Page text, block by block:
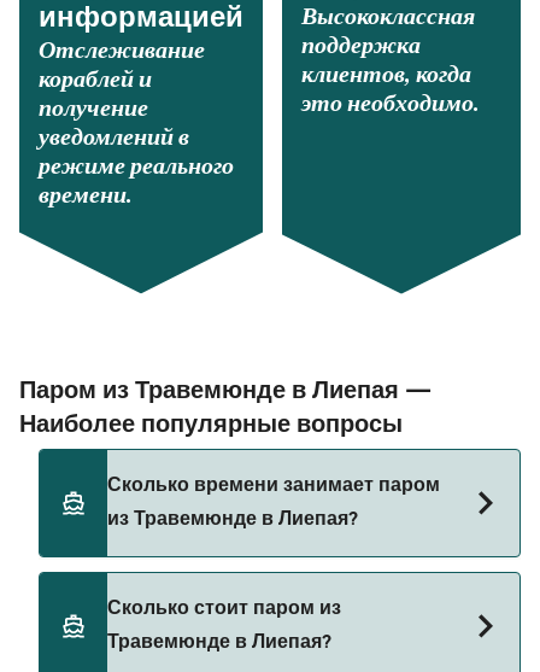
информацией
Отслеживание
кораблей и
получение
уведомлений в
режиме реального
времени.
Высококлассная
поддержка
клиентов, когда
это необходимо.
Паром из Травемюнде в Лиепая —
Наиболее популярные вопросы
Сколько времени занимает паром
из Травемюнде в Лиепая?
Лиепая составляет примерно 22 ч. Длительность
рейса может меняться в зависимости от сезона
Сколько стоит паром из
Травемюнде в Лиепая?